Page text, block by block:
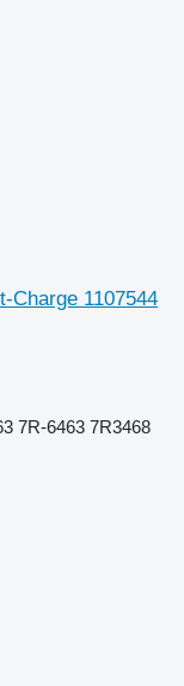
Charge 1107544
7R-6463 7R3468